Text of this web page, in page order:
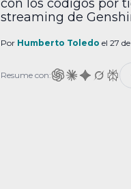
con los códigos por
streaming de
Por Humberto Toledo el 27
Resume con: